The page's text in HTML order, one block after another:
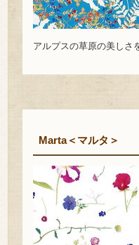
アルプスの草原の美しさ
Marta＜マルタ＞